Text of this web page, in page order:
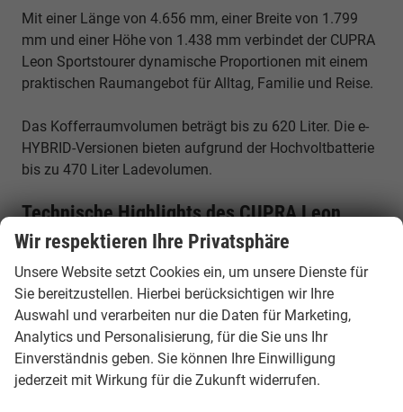
Mit einer Länge von 4.656 mm, einer Breite von 1.799
mm und einer Höhe von 1.438 mm verbindet der CUPRA
Leon Sportstourer dynamische Proportionen mit einem
praktischen Raumangebot für Alltag, Familie und Reise.
Das Kofferraumvolumen beträgt bis zu 620 Liter. Die e-
HYBRID-Versionen bieten aufgrund der Hochvoltbatterie
bis zu 470 Liter Ladevolumen.
Technische Highlights des CUPRA Leon
Sportstourer
✓ Fahrzeuglänge: 4.656 mm
✓ Fahrzeugbreite: 1.799 mm
✓ Fahrzeughöhe: 1.438 mm
✓ 5 Sitzplätze
✓ Kofferraumvolumen: bis zu 620 Liter
✓ Kofferraumvolumen e-HYBRID: bis zu 470 Liter
Wir respektieren Ihre Privatsphäre
Unsere Website setzt Cookies ein, um unsere Dienste für
Sie bereitzustellen. Hierbei berücksichtigen wir Ihre
Auswahl und verarbeiten nur die Daten für Marketing,
Analytics und Personalisierung, für die Sie uns Ihr
Einverständnis geben. Sie können Ihre Einwilligung
jederzeit mit Wirkung für die Zukunft widerrufen.